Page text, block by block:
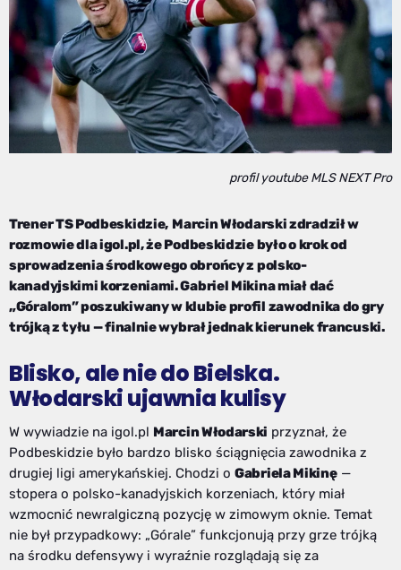
profil youtube MLS NEXT Pro
Trener TS Podbeskidzie, Marcin Włodarski zdradził w
rozmowie dla igol.pl, że Podbeskidzie było o krok od
sprowadzenia środkowego obrońcy z polsko-
kanadyjskimi korzeniami. Gabriel Mikina miał dać
„Góralom” poszukiwany w klubie profil zawodnika do gry
trójką z tyłu — finalnie wybrał jednak kierunek francuski.
Blisko, ale nie do Bielska.
Włodarski ujawnia kulisy
W wywiadzie na igol.pl Marcin Włodarski przyznał, że
Podbeskidzie było bardzo blisko ściągnięcia zawodnika z
drugiej ligi amerykańskiej. Chodzi o Gabriela Mikinę—
stopera o polsko-kanadyjskich korzeniach, który miał
wzmocnić newralgiczną pozycję w zimowym oknie. Temat
nie był przypadkowy: „Górale” funkcjonują przy grze trójką
na środku defensywy i wyraźnie rozglądają się za